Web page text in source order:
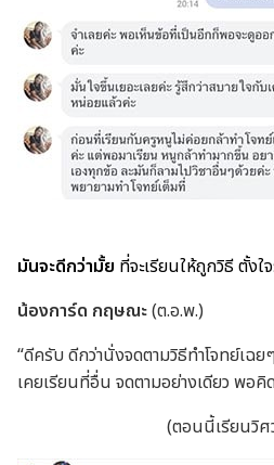
มันจะดีกว่ามั้ย ที่จะเรียนให้ถูกวิธี ตั้ง
น้องการ์ด กฤษณะ(ต.อ.พ.)
“ดีครับ ดีกว่านั่งจดตามวิธีทำโจทย์เฉ
เคยเรียนที่อื่น จดตามอย่างเดียว พอคิ
(ตอนนี้เรียนวิศ